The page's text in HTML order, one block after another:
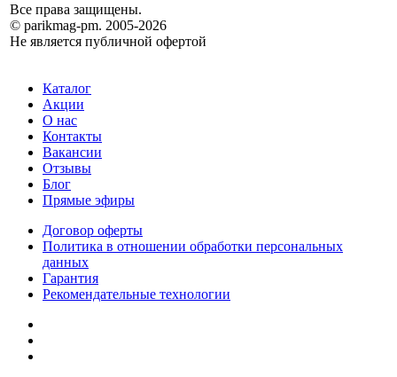
Все права защищены.
© parikmag-pm. 2005-2026
Не является публичной офертой
Каталог
Акции
О нас
Контакты
Вакансии
Отзывы
Блог
Прямые эфиры
Договор оферты
Политика в отношении обработки персональных
данных
Гарантия
Рекомендательные технологии